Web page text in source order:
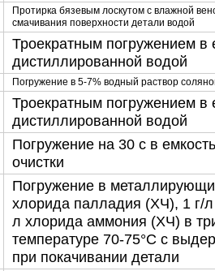
Протирка бязевым лоскутом с влажной
смачивания поверхности детали водой
Троекратным погружением в
дистиллированной водой
Погружение в 5-7% водный раствор
Троекратным погружением в
дистиллированной водой
Погружение на 30 с в
очистки
Погружение в
хлорида палладия (ХЧ), 1 г/л
л хлорида аммония (ХЧ) в
температуре 70-75°С с
при покачивании детали